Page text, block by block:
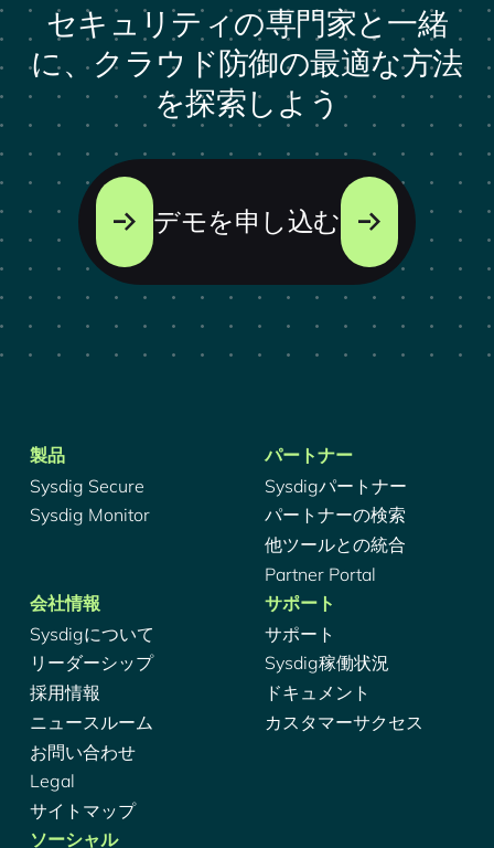
セキュリティの専門家と一緒
に、クラウド防御の最適な方法
を探索しよう
デモを申し込む
製品
Sysdig Secure
Sysdig Monitor
パートナー
Sysdigパートナー
パートナーの検索
他ツールとの統合
Partner Portal
会社情報
Sysdigについて
リーダーシップ
採用情報
ニュースルーム
お問い合わせ
Legal
サイトマップ
サポート
サポート
Sysdig稼働状況
ドキュメント
カスタマーサクセス
ソーシャル